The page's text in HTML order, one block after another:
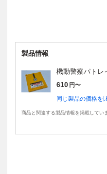
製品情報
機動警察パトレ
610 円〜
同じ製品の価格を
商品と関連する製品情報を掲載してい